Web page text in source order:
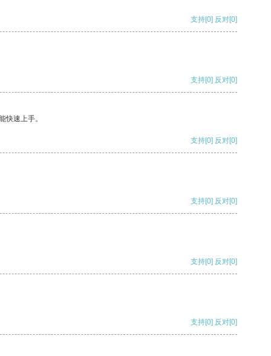
支持[0] 反对[0]
支持[0] 反对[0]
快速上手。
支持[0] 反对[0]
支持[0] 反对[0]
支持[0] 反对[0]
支持[0] 反对[0]